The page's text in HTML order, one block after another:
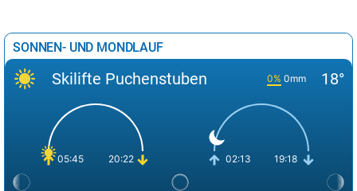
SONNEN- UND MONDLAUF
Skilifte Puchenstuben 0% 0mm 18°
05:45 20:22 02:13 19:18